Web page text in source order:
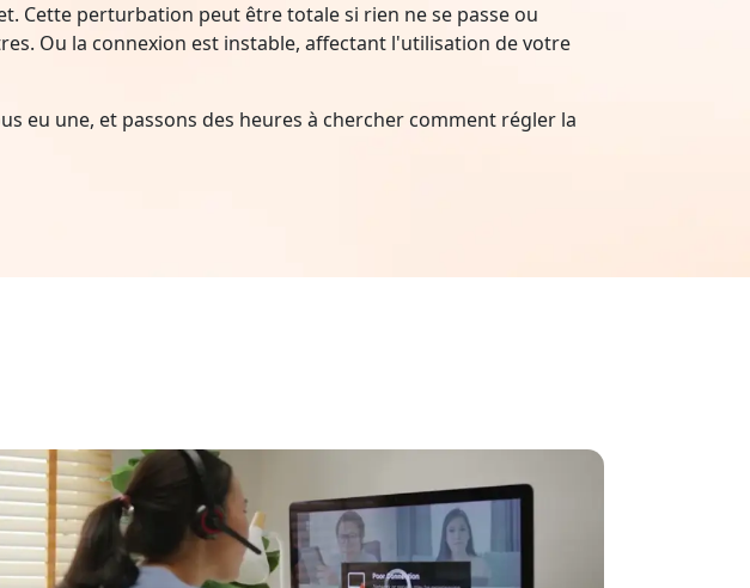
Cette perturbation peut être totale si rien ne se passe ou
Ou la connexion est instable, affectant l'utilisation de votre
eu une, et passons des heures à chercher comment régler la